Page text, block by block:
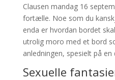
Clausen mandag 16
fortælle. Noe som du
enda er hvordan bordet
utrolig moro med et bord
anledningen, spesielt på en
Sexuelle